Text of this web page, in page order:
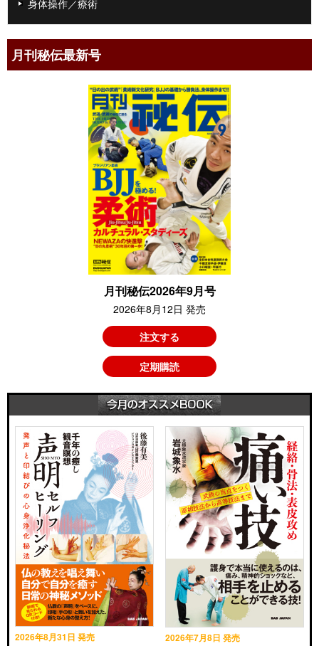
身体操作／療術
月刊秘伝最新号
月刊秘伝2026年9月号
2026年8月12日 発売
注文する
定期購読
2026年8月31日 発売
2026年7月8日 発売